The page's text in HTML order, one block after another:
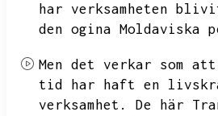
har verksamheten
den ogina Moldaviska
Men det verkar som
tid har haft en
verksamhet.
De här